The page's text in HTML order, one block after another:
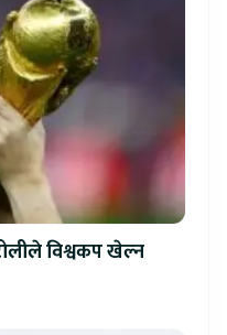
विश्वकप खेल्न